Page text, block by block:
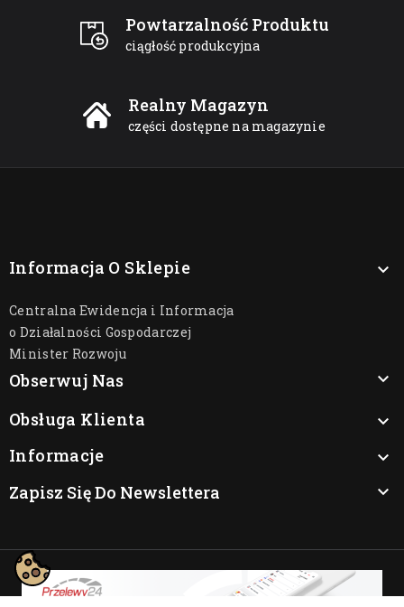
Powtarzalność Produktu
ciągłość produkcyjna
Realny Magazyn
części dostępne na magazynie
Informacja O Sklepie 
Centralna Ewidencja i Informacja
o Działalności Gospodarczej
Minister Rozwoju
Obserwuj Nas

Obsługa Klienta

Informacje

Zapisz Się Do Newslettera
